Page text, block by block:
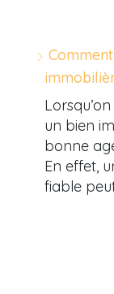
un bien
bonne
En effet,
fiable